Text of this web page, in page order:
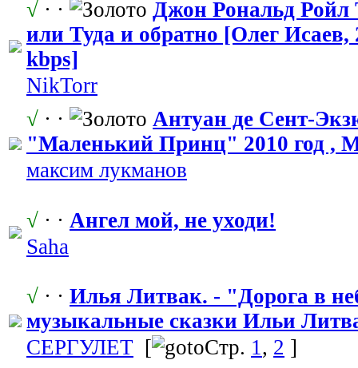
√ · ·
Джон Рональд Ройл
или Туда и обратно [Олег Исаев,
kbps]
NikTorr
√ · ·
Антуан де Сент-
"Маленьк​ий Принц" 2010 год ,
максим лукманов
√ · · Ангел мой, не уходи!
Saha
√ · · Илья Литвак. - "Дорога в
музыкальные сказки Ильи
СЕРГУЛЕТ [ Стр. 1 , 2 ]